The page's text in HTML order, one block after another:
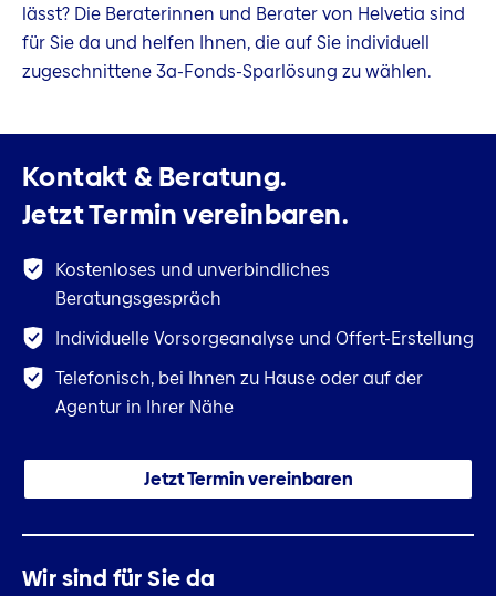
lässt? Die Beraterinnen und Berater von Helvetia sind
für Sie da und helfen Ihnen, die auf Sie individuell
zugeschnittene 3a-Fonds-Sparlösung zu wählen.
Kontakt & Beratung.
Jetzt Termin vereinbaren.
Kostenloses und unverbindliches
Beratungsgespräch
Individuelle Vorsorgeanalyse und Offert-Erstellung
Telefonisch, bei Ihnen zu Hause oder auf der
Agentur in Ihrer Nähe
Jetzt Termin vereinbaren
Wir sind für Sie da